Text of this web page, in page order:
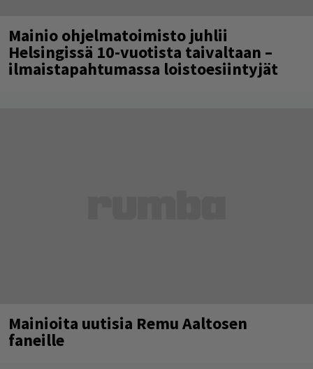
Mainio ohjelmatoimisto juhlii
Helsingissä 10-vuotista taivaltaan –
ilmaistapahtumassa loistoesiintyjät
Mainioita uutisia Remu Aaltosen
faneille